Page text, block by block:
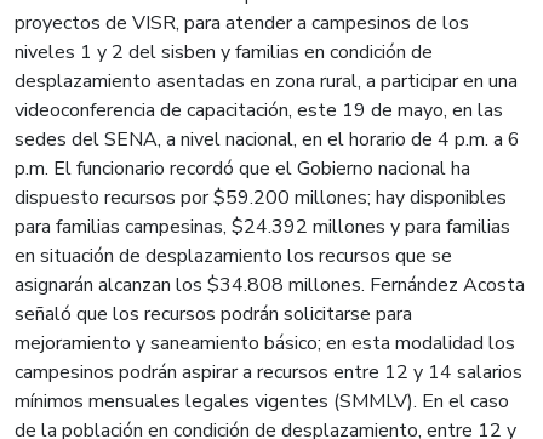
proyectos de VISR, para atender a campesinos de los
niveles 1 y 2 del sisben y familias en condición de
desplazamiento asentadas en zona rural, a participar en una
videoconferencia de capacitación, este 19 de mayo, en las
sedes del SENA, a nivel nacional, en el horario de 4 p.m. a 6
p.m. El funcionario recordó que el Gobierno nacional ha
dispuesto recursos por $59.200 millones; hay disponibles
para familias campesinas, $24.392 millones y para familias
en situación de desplazamiento los recursos que se
asignarán alcanzan los $34.808 millones. Fernández Acosta
señaló que los recursos podrán solicitarse para
mejoramiento y saneamiento básico; en esta modalidad los
campesinos podrán aspirar a recursos entre 12 y 14 salarios
mínimos mensuales legales vigentes (SMMLV). En el caso
de la población en condición de desplazamiento, entre 12 y